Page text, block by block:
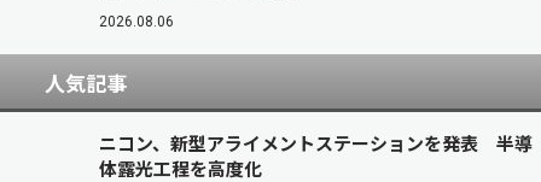
2026.08.06
人気記事
ニコン、新型アライメントステーションを発表 半導
体露光工程を高度化